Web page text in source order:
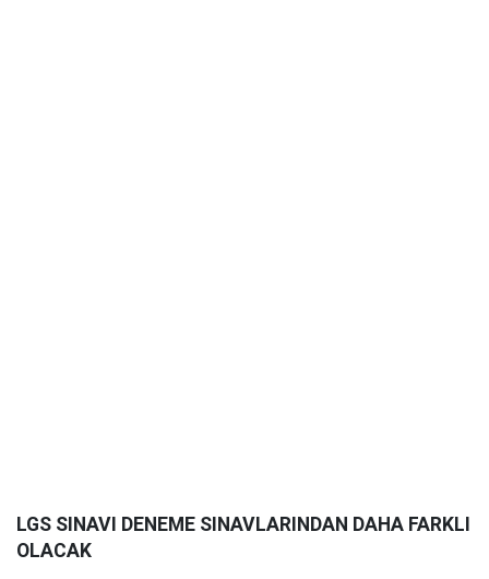
LGS SINAVI DENEME SINAVLARINDAN DAHA FARKLI
OLACAK